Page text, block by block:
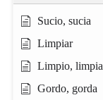
Sucio, sucia
Limpiar
Limpio, limpia
Gordo, gorda